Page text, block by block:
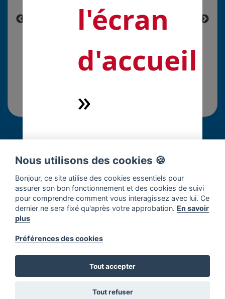
Connectez-vous pour répondre à cette solution.
×
l'écran
d'accueil
»
Nous utilisons des cookies 🍪
Bonjour, ce site utilise des cookies essentiels pour
assurer son bon fonctionnement et des cookies de suivi
pour comprendre comment vous interagissez avec lui. Ce
dernier ne sera fixé qu'après votre approbation. En savoir
plus
Préférences des cookies
Tout accepter
Tout refuser